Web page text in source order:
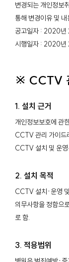
변경되는 개인정보
통해 변경이유 및
공고일자 : 2020년
시행일자 : 2020년
※ CCTV
1. 설치 근거
개인정보보호에 관
CCTV 관리 가이
CCTV 설치 및 운
2. 설치 목적
CCTV 설치·운영
의무사항을 정함으
로 함.
3. 적용범위